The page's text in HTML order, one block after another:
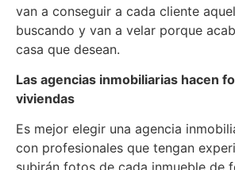
van a conseguir a cada cliente
buscando y van a velar porque
casa que desean.
Las agencias inmobiliarias hacen
viviendas
Es mejor elegir una agencia
con profesionales que tengan